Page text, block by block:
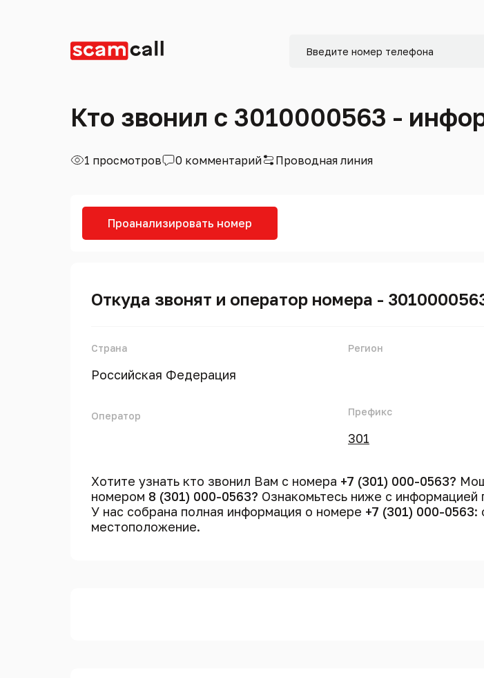
Кто звонил с 3010000563 -
1 просмотров 0 комментарий Проводная линия
Проанализировать номер
Откуда звонят и оператор номера -
Страна
Российская Федерация
Оператор
Регион
Префикс
301
Хотите узнать кто звонил Вам с номера +7 (301) 000-0563?
номером 8 (301) 000-0563? Ознакомьтесь ниже с
У нас собрана полная информация о номере +7 (301) 000-0563:
местоположение.